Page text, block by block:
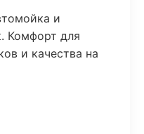
и
Комфорт для
и качества на